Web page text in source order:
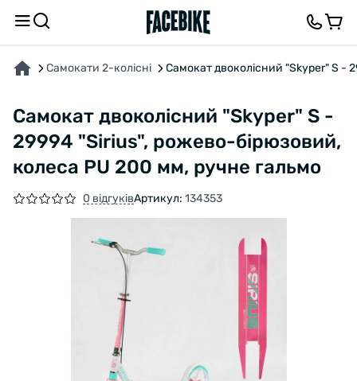
Самокати 2-колісні Самокат двоколісний "Skyper" S -
Самокат двоколісний "Skyper" S -
29994 "Sirius", рожево-бірюзовий,
колеса PU 200 мм, ручне гальмо
0 відгуківАртикул: 134353
ПРО ТОВАР ХАРАКТЕРИСТИКИВІДГУКИ ТА ЗАПИТАННЯ